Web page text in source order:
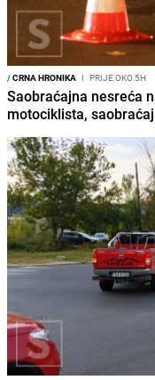
/CRNA HRONIKA I PRIJE OKO 5H
Saobraćajna nesreća
motociklista,